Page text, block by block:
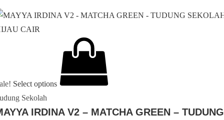
Select options
Sekolah
IRDINA V2 – MATCHA GREEN – TUDUNG